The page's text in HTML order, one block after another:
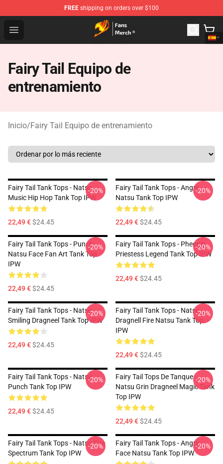
FREE shipping on orders over $100
Open menu
Fairy Tail Store - Official Fairy Tail Merchandise Shop
Fairy Tail Equipo de
entrenamiento
Inicio/Fairy Tail Equipo de entrenamiento
Fairy Tail Tank Tops - Natsu
Music Hip Hop Tank Top IPW
22,49 €$24.45
-20%
Fairy Tail Tank Tops - Angry
Natsu Tank Top IPW
22,49 €$24.45
-20%
Fairy Tail Tank Tops - Punch
Natsu Face Fan Art Tank Top
IPW
22,49 €$24.45
-20%
Fairy Tail Tank Tops - Pheonix
Priestess Legend Tank Top IPW
22,49 €$24.45
-20%
Fairy Tail Tank Tops - Natsu
Smiling Dragneel Tank Top IPW
22,49 €$24.45
-20%
Fairy Tail Tank Tops - Natsu
Dragnell Fire Natsu Tank Top
IPW
22,49 €$24.45
-20%
Fairy Tail Tank Tops - Natsu
Punch Tank Top IPW
22,49 €$24.45
-20%
Fairy Tail Tops De Tanque -
Natsu Grin Dragneel Magic Tank
Top IPW
22,49 €$24.45
-20%
Fairy Tail Tank Tops - Natsu Fire
Spectrum Tank Top IPW
-20%
Fairy Tail Tank Tops - Angry
Face Natsu Tank Top IPW
-20%